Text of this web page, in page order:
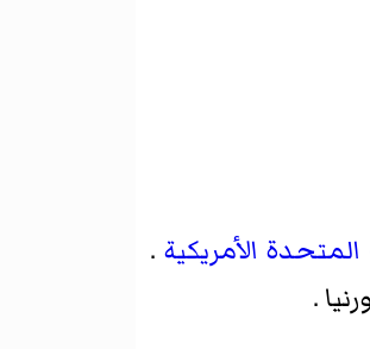
المتحدة الأمريكية .
.